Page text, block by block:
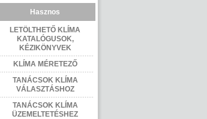
Hasznos
LETÖLTHETŐ KLÍMA
KATALÓGUSOK,
KÉZIKÖNYVEK
KLÍMA MÉRETEZŐ
TANÁCSOK KLÍMA
VÁLASZTÁSHOZ
TANÁCSOK KLÍMA
ÜZEMELTETÉSHEZ